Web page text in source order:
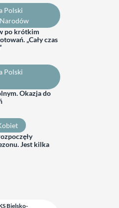
Polski
po krótkim
„Cały czas
Polski
Okazja do
Jest kilka
Bielsko-